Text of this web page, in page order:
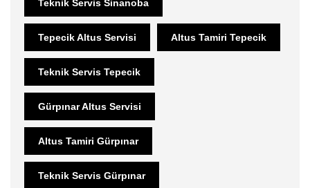
Teknik Servis Sinanoba
Tepecik Altus Servisi Altus Tamiri Tepecik
Teknik Servis Tepecik
Gürpınar Altus Servisi
Altus Tamiri Gürpınar
Teknik Servis Gürpınar